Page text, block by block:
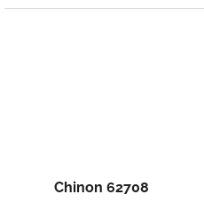
Chinon 62708